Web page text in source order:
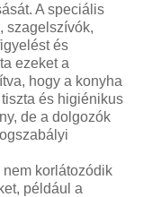
A speciális
szagelszívók,
és
ezeket a
hogy a konyha
és higiénikus
de a dolgozók
korlátozódik
például a